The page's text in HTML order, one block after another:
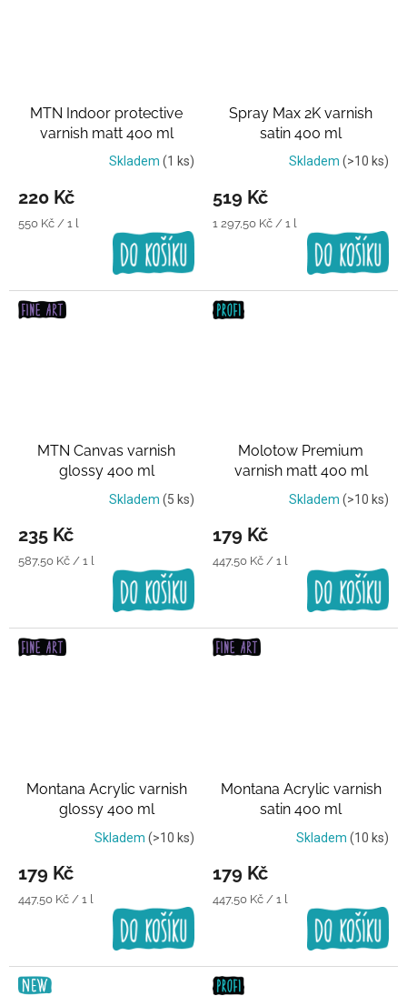
MTN Indoor protective
varnish matt 400 ml
Transparentní lak
Skladem (1 ks)
220 Kč
Měrná
550 Kč / 1 l
Spray Max 2K varnish
satin 400 ml
Transparentní lak
Skladem (>10 ks)
519 Kč
Měrná
1 297,50 Kč / 1 l
MTN Canvas varnish
glossy 400 ml
Transparentní lak
Skladem (5 ks)
235 Kč
Měrná
587,50 Kč / 1 l
Molotow Premium
varnish matt 400 ml
Transparentní lak
Skladem (>10 ks)
179 Kč
Měrná
447,50 Kč / 1 l
Montana Acrylic varnish
glossy 400 ml
Transparentní lak
Skladem (>10 ks)
179 Kč
Měrná
447,50 Kč / 1 l
Montana Acrylic varnish
satin 400 ml
Transparentní lak
Skladem (10 ks)
179 Kč
Měrná
447,50 Kč / 1 l